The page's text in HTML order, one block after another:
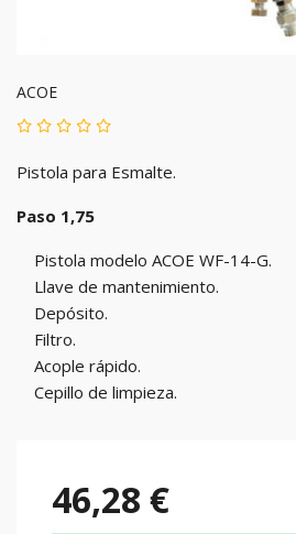
ACOE
Pistola para Esmalte.
Paso 1,75
Pistola modelo ACOE WF-14-G.
Llave de mantenimiento.
Depósito.
Filtro.
Acople rápido.
Cepillo de limpieza.
46,28 €